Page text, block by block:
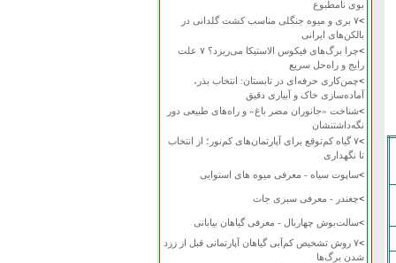
بوی نامطبوع
>
۷ بری و میوه جنگلی مناسب کشت گلدانی در
بالکن‌های ایرانی
>
چرا برگ‌های فیکوس الاستیکا می‌ریزد؟ ۷ علت
رایج و راه‌حل سریع
>چمن‌کاری حرفه‌ای در تابستان: انتخاب بذر،
آماده‌سازی خاک و آبیاری دقیق
>شناخت «جانوران مضر باغ» و راه‌های طبیعی دور
نگه‌داشتنشان
>
۷ گیاه کم‌توقع برای آپارتمان‌های کم‌نور؛ از انتخاب
تا نگهداری
>ساپوت سیاه - معرفی میوه های استوایی
>چغندر - معرفی سبزی جات
>سالت‌بوش چهاربال - معرفی گیاهان بیابانی
>
۷ روش تشخیص کم‌آبی گیاهان آپارتمانی قبل از زرد
شدن برگ‌ها